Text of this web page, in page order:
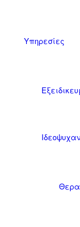
Υπηρεσίες